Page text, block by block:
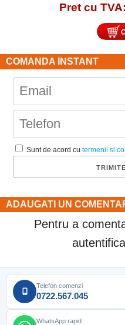
Pret cu
COMANDA INSTANT
Sunt de acord cutermenii si
ADAUGATI UN
Pentru a
Telefon comenzi
0722.567.045
WhatsApp rapid